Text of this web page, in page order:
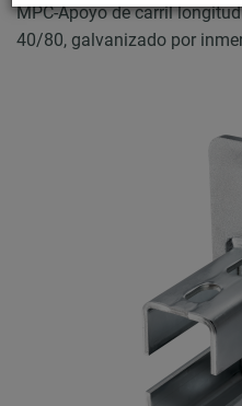
MPC-Apoyo de carril
40/80, galvanizado por